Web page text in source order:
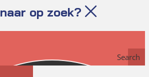
op zoek?
Search